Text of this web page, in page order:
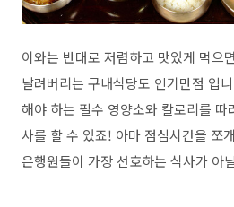
이와는 반대로 저렴하고 맛있게 먹으
날려버리는 구내식당도 인기만점 입
해야 하는 필수 영양소와 칼로리를 따
사를 할 수 있죠! 아마 점심시간을 쪼
은행원들이 가장 선호하는 식사가 아